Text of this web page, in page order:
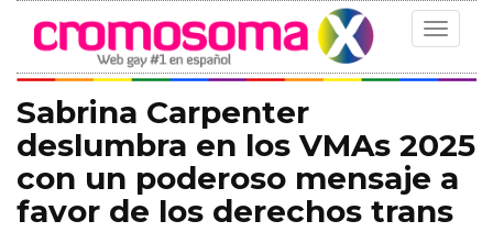
Toggle
Sabrina Carpenter
deslumbra en los VMAs 2025
con un poderoso mensaje a
favor de los derechos trans